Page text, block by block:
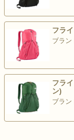
フラ
ブラン
フラ
ン)
ブラン